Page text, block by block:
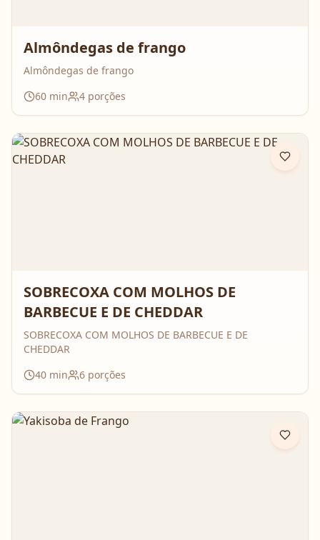
Almôndegas de frango
Almôndegas de frango
60 min 4 porções
SOBRECOXA COM MOLHOS DE
BARBECUE E DE CHEDDAR
SOBRECOXA COM MOLHOS DE BARBECUE E DE
CHEDDAR
40 min 6 porções